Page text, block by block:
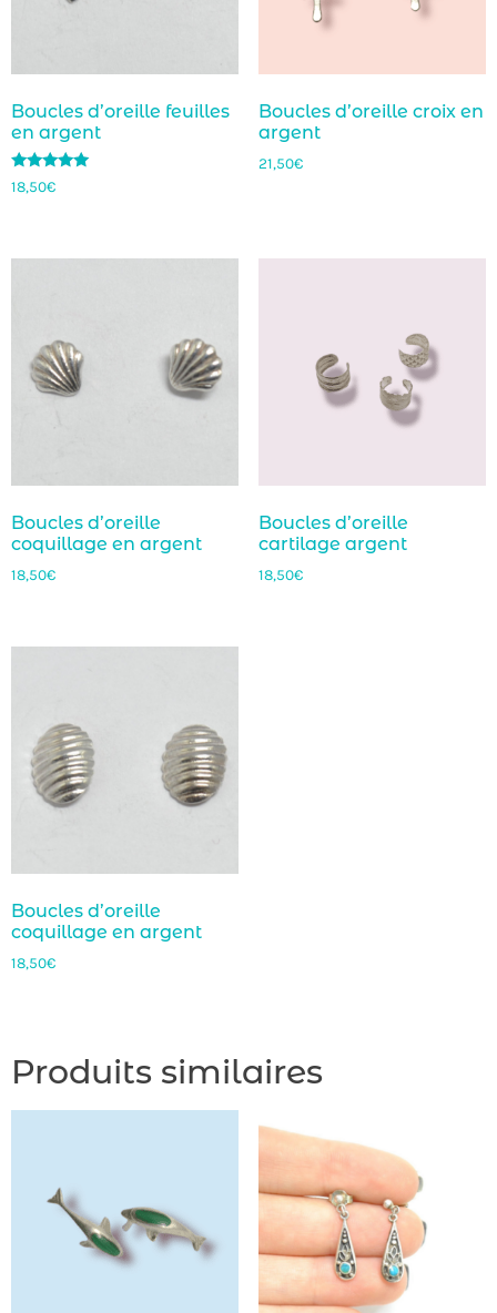
Boucles d’oreille feuilles
en argent
Note
5.00
18,50€
Boucles d’oreille croix en
argent
21,50€
Boucles d’oreille
coquillage en argent
18,50€
Boucles d’oreille
cartilage argent
18,50€
Boucles d’oreille
coquillage en argent
18,50€
Produits similaires